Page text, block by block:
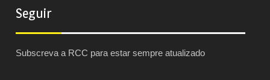
Seguir
Subscreva a RCC para estar sempre atualizado